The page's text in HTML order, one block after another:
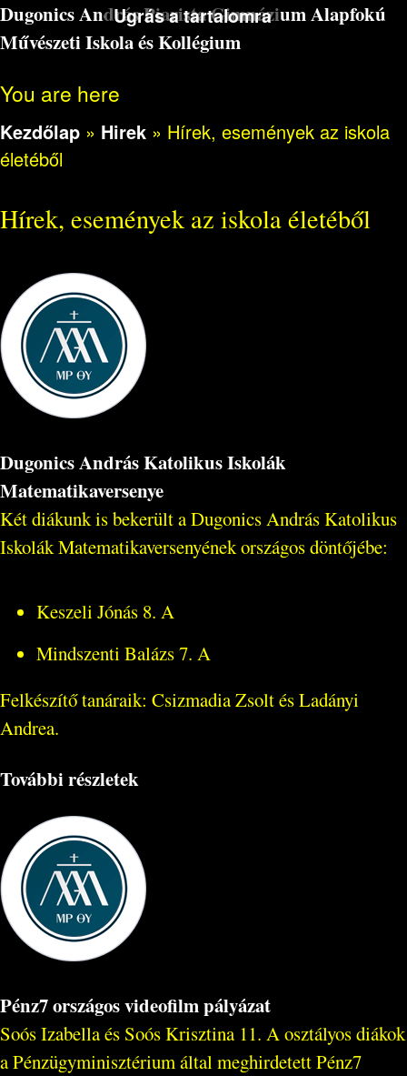
Ugrás a tartalomra
Dugonics András Piarista Gimnázium Alapfokú
Művészeti Iskola és Kollégium
You are here
Kezdőlap » Hirek » Hírek, események az iskola
életéből
Hírek, események az iskola életéből
Dugonics András Katolikus Iskolák
Matematikaversenye
Két diákunk is bekerült a Dugonics András Katolikus
Iskolák Matematikaversenyének országos döntőjébe:
Keszeli Jónás 8. A
Mindszenti Balázs 7. A
Felkészítő tanáraik: Csizmadia Zsolt és Ladányi
Andrea.
További részletek
Pénz7 országos videofilm pályázat
Soós Izabella és Soós Krisztina 11. A osztályos diákok
a Pénzügyminisztérium által meghirdetett Pénz7